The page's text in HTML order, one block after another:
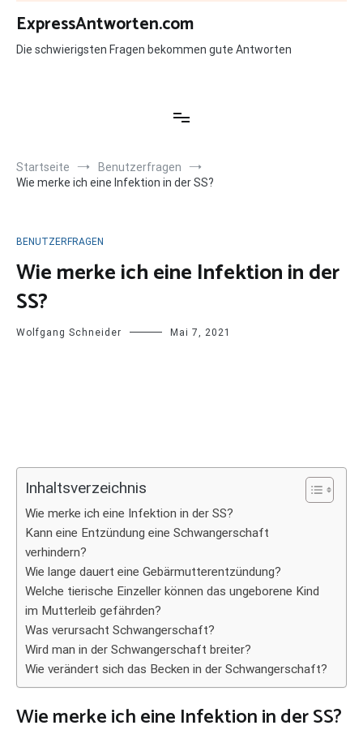
Zum
Inhalt
springen
ExpressAntworten.com
Die schwierigsten Fragen bekommen gute Antworten
Startseite
Benutzerfragen
Wie merke ich eine Infektion in der SS?
BENUTZERFRAGEN
Wie merke ich eine Infektion in der
SS?
Wolfgang Schneider Mai 7, 2021
Inhaltsverzeichnis
Wie merke ich eine Infektion in der SS?
Kann eine Entzündung eine Schwangerschaft
verhindern?
Wie lange dauert eine Gebärmutterentzündung?
Welche tierische Einzeller können das ungeborene Kind
im Mutterleib gefährden?
Was verursacht Schwangerschaft?
Wird man in der Schwangerschaft breiter?
Wie verändert sich das Becken in der Schwangerschaft?
Wie merke ich eine Infektion in der SS?